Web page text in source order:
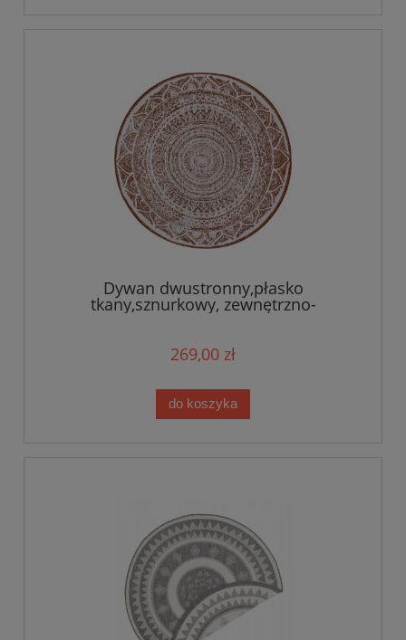
Dywan dwustronny,płasko
tkany,sznurkowy, zewnętrzno-
wewnętrzny BougariSiruma,rude KOŁO
269,00 zł
do koszyka